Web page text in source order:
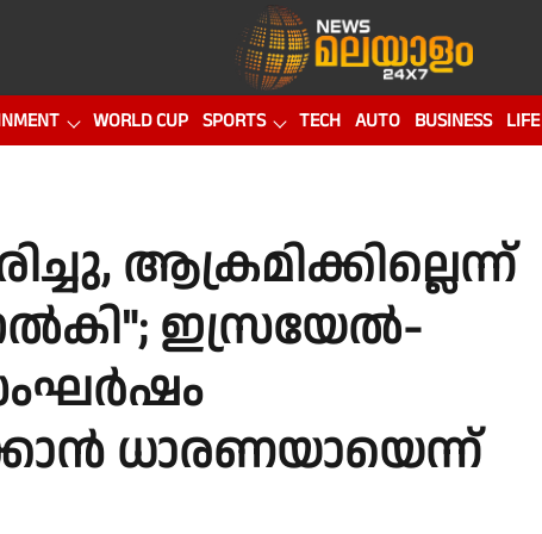
WORLD CUP SPORTS TECH AUTO BUSINESS LIFE
ആക്രമിക്കില്ലെന്ന്
ഇസ്രയേല്‍-
ധാരണയായെന്ന്